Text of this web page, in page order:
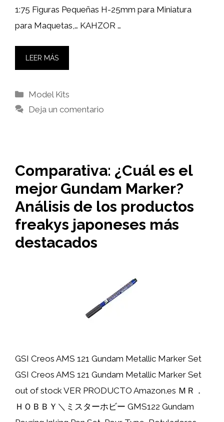
1:75 Figuras Pequeñas H-25mm para Miniatura
para Maquetas,… KAHZOR …
LEER MÁS
Categorías
Model Kits
Deja un comentario
Comparativa: ¿Cuál es el
mejor Gundam Marker?
Análisis de los productos
freakys japoneses más
destacados
GSI Creos AMS 121 Gundam Metallic Marker Set
GSI Creos AMS 121 Gundam Metallic Marker Set
out of stock VER PRODUCTO Amazon.es ＭＲ．
ＨＯＢＢＹ＼ミスターホビー GMS122 Gundam